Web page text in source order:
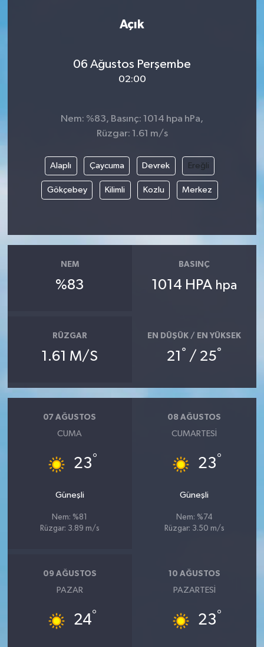
Açık
06 Ağustos Perşembe
02:00
Nem: %83, Basınç: 1014 hpa hPa,
Rüzgar: 1.61 m/s
Alaplı Çaycuma Devrek Ereğli
Gökçebey Kilimli Kozlu Merkez
NEM
%83
BASINÇ
1014 HPA hpa
RÜZGAR
1.61 M/S
EN DÜŞÜK / EN YÜKSEK
21 ° / 25°
07 AĞUSTOS
CUMA
23°
Güneşli
Nem: %81
Rüzgar: 3.89 m/s
08 AĞUSTOS
CUMARTESI
23°
Güneşli
Nem: %74
Rüzgar: 3.50 m/s
09 AĞUSTOS
PAZAR
24°
10 AĞUSTOS
PAZARTESI
23°